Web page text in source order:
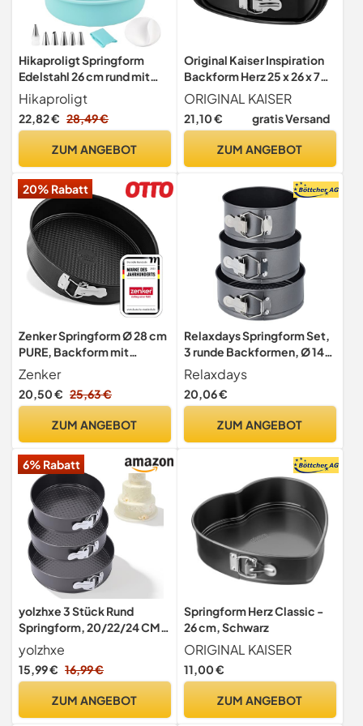
Hikaproligt Springform
Edelstahl 26 cm rund mit
Auslaufsicher Silikon-
Boden, 2-in-1 Backform-
Set inkl. Backpapier,
abnehmbarem Boden für
Hikaproligt
22,82 € 28,49 €
ZUM ANGEBOT
Original Kaiser Inspiration
Backform Herz 25 x 26 x 7
cm, Springform
auslaufsicher, Kuchenform
Herz antihaftbeschichtet,
ORIGINAL KAISER
21,10 € gratis Versand
ZUM ANGEBOT
20% Rabatt
Zenker Springform Ø 28 cm
PURE, Backform mit
Antihaftbeschichtung,
runde Kuchenform mit
Flachboden (Farbe:
Zenker
20,50 € 25,63 €
ZUM ANGEBOT
Relaxdays Springform Set,
3 runde Backformen, Ø 14,
16, 18 cm, Edelstahl,
Antihaftbeschichtung,
Tortenform, anthrazit
Relaxdays
20,06 €
ZUM ANGEBOT
6% Rabatt
yolzhxe 3 Stück Rund
Springform, 20/22/24 CM
Kuchenform, Abnehmbarer
yolzhxe
15,99 € 16,99 €
ZUM ANGEBOT
Springform Herz Classic -
26 cm, Schwarz
ORIGINAL KAISER
11,00 €
ZUM ANGEBOT